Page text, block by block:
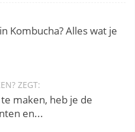
Kombucha? Alles wat je
ZEGT:
maken, heb je de
en...